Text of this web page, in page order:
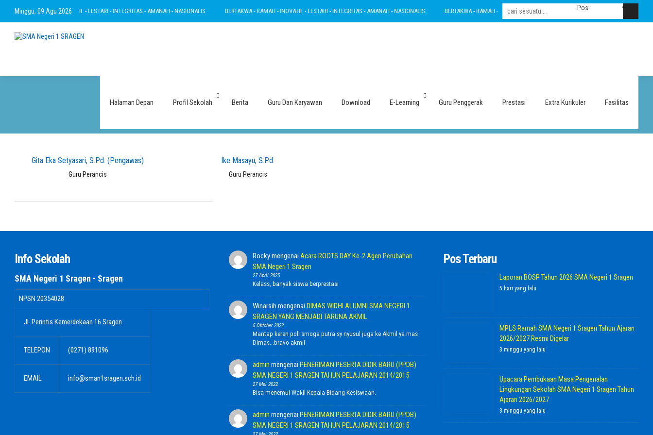
Minggu, 09 Agu 2026
- RAMAH - INOVATIF - LESTARI - INTEGRITAS - AMANAH - NASIONALIS BERTAKWA - RAMAH - INOVATIF - LESTARI - INTEGRITAS - AMANAH - NASIONALIS BERTAKWA - RAMAH - INOVATIF - LESTARI - INTEGRITAS - AMANAH - NASIONALIS
Halaman Depan Profil Sekolah Berita Guru Dan Karyawan Download E-Learning Guru Penggerak Prestasi Extra Kurikuler Fasilitas
Guru Perancis
Gita Eka Setyasari, S.Pd. (Pengawas)
Guru Perancis
Ike Masayu, S.Pd.
Guru Perancis
Info Sekolah
SMA Negeri 1 Sragen - Sragen
NPSN 20354028
Jl. Perintis Kemerdekaan 16 Sragen
TELEPON (0271) 891096
EMAIL info@sman1sragen.sch.id
RockymengenaiAcara ROOTS DAY Ke-2 Agen Perubahan
SMA Negeri 1 Sragen
27 April 2025
Kelass, banyak siswa berprestasi
Winarsih mengenaiDIMAS WIDHI ALUMNI SMA NEGERI 1
SRAGEN YANG MENJADI TARUNA AKMIL
5 Oktober 2022
Mantap keren poll smoga putra sy nyusul juga ke Akmil ya mas
Dimas...bravo akmil
admin mengenaiPENERIMAN PESERTA DIDIK BARU (PPDB)
SMA NEGERI 1 SRAGEN TAHUN PELAJARAN 2014/2015
27 Mei 2022
Bisa menemui Wakil Kepala Bidang Kesiswaan.
admin mengenaiPENERIMAN PESERTA DIDIK BARU (PPDB)
SMA NEGERI 1 SRAGEN TAHUN PELAJARAN 2014/2015
Pos Terbaru
Laporan BOSP Tahun 2026 SMA Negeri 1 Sragen
5 hari yang lalu
MPLS Ramah SMA Negeri 1 Sragen Tahun Ajaran
2026/2027 Resmi Digelar
3 minggu yang lalu
Upacara Pembukaan Masa Pengenalan
Lingkungan Sekolah SMA Negeri 1 Sragen Tahun
Ajaran 2026/2027
3 minggu yang lalu